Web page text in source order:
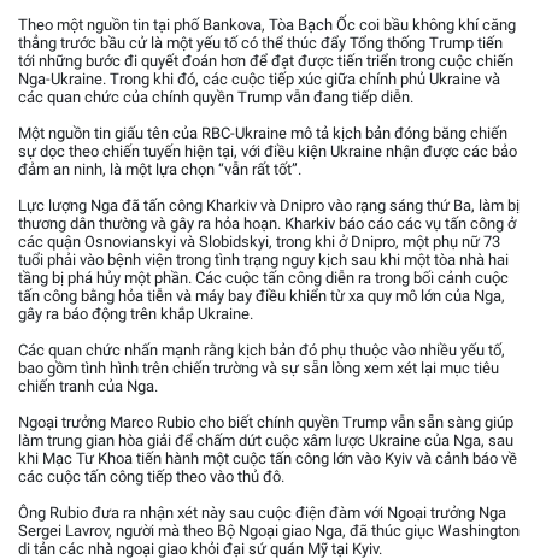
Theo một nguồn tin tại phố Bankova, Tòa Bạch Ốc coi bầu không khí căng
thẳng trước bầu cử là một yếu tố có thể thúc đẩy Tổng thống Trump tiến
tới những bước đi quyết đoán hơn để đạt được tiến triển trong cuộc chiến
Nga-Ukraine. Trong khi đó, các cuộc tiếp xúc giữa chính phủ Ukraine và
các quan chức của chính quyền Trump vẫn đang tiếp diễn.
Một nguồn tin giấu tên của RBC-Ukraine mô tả kịch bản đóng băng chiến
sự dọc theo chiến tuyến hiện tại, với điều kiện Ukraine nhận được các bảo
đảm an ninh, là một lựa chọn “vẫn rất tốt”.
Lực lượng Nga đã tấn công Kharkiv và Dnipro vào rạng sáng thứ Ba, làm bị
thương dân thường và gây ra hỏa hoạn. Kharkiv báo cáo các vụ tấn công ở
các quận Osnovianskyi và Slobidskyi, trong khi ở Dnipro, một phụ nữ 73
tuổi phải vào bệnh viện trong tình trạng nguy kịch sau khi một tòa nhà hai
tầng bị phá hủy một phần. Các cuộc tấn công diễn ra trong bối cảnh cuộc
tấn công bằng hỏa tiễn và máy bay điều khiển từ xa quy mô lớn của Nga,
gây ra báo động trên khắp Ukraine.
Các quan chức nhấn mạnh rằng kịch bản đó phụ thuộc vào nhiều yếu tố,
bao gồm tình hình trên chiến trường và sự sẵn lòng xem xét lại mục tiêu
chiến tranh của Nga.
Ngoại trưởng Marco Rubio cho biết chính quyền Trump vẫn sẵn sàng giúp
làm trung gian hòa giải để chấm dứt cuộc xâm lược Ukraine của Nga, sau
khi Mạc Tư Khoa tiến hành một cuộc tấn công lớn vào Kyiv và cảnh báo về
các cuộc tấn công tiếp theo vào thủ đô.
Ông Rubio đưa ra nhận xét này sau cuộc điện đàm với Ngoại trưởng Nga
Sergei Lavrov, người mà theo Bộ Ngoại giao Nga, đã thúc giục Washington
di tản các nhà ngoại giao khỏi đại sứ quán Mỹ tại Kyiv.